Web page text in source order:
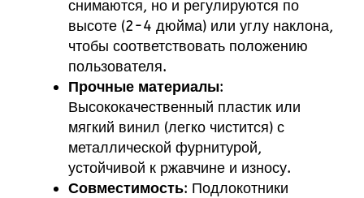
снимаются, но и регулируются по
высоте (2-4 дюйма) или углу наклона,
чтобы соответствовать положению
пользователя.
Прочные материалы:
Высококачественный пластик или
мягкий винил (легко чистится) с
металлической фурнитурой,
устойчивой к ржавчине и износу.
Совместимость: Подлокотники